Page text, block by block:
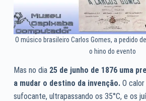
O músico brasileiro Carlos Gomes, a pedido
o hino do evento
Mas no dia 25 de junho de 1876 uma
a mudar o destino da invenção.O calor
sufocante, ultrapassando os 35°C, e os